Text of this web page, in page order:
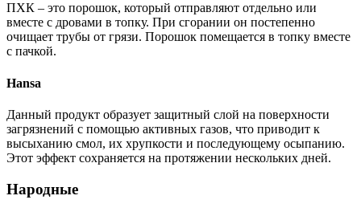
ПХК – это порошок, который отправляют отдельно или
вместе с дровами в топку. При сгорании он постепенно
очищает трубы от грязи. Порошок помещается в топку вместе
с пачкой.
Hansa
Данный продукт образует защитный слой на поверхности
загрязнений с помощью активных газов, что приводит к
высыханию смол, их хрупкости и последующему осыпанию.
Этот эффект сохраняется на протяжении нескольких дней.
Народные